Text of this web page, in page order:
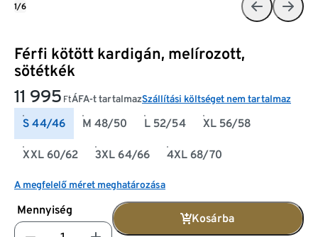
Férfi kötött kardigán, melírozott,
sötétkék
11 995 FtÁFA-t tartalmazSzállítási költséget nem tartalmaz
S 44/46 M 48/50 L 52/54 XL 56/58
XXL 60/62 3XL 64/66 4XL 68/70
A megfelelő méret meghatározása
Mennyiség
Kosárba
1/6